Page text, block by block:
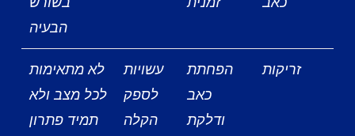
הבעיה
זריקות
הפחתת
כאב
ודלקת
עשויות
לספק
הקלה
לא מתאימות
לכל מצב ולא
תמיד פתרון